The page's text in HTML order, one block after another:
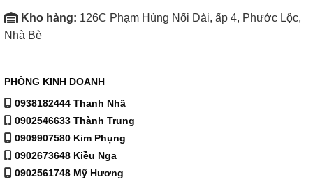
Kho hàng: 126C Phạm Hùng Nối Dài, ấp 4, Phước Lộc,
Nhà Bè
PHÒNG KINH DOANH
0938182444 Thanh Nhã
0902546633 Thành Trung
0909907580 Kim Phụng
0902673648 Kiều Nga
0902561748 Mỹ Hương